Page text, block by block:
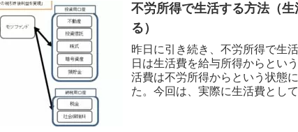
不労所得で生活する方法（
る）
昨日に引き続き、不労所得で生
日は生活費を給与所得からとい
活費は不労所得からという状態
た。今回は、実際に生活費とし